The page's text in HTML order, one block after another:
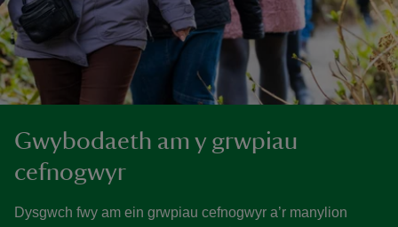
Gwybodaeth am y grwpiau
cefnogwyr
Dysgwch fwy am ein grwpiau cefnogwyr a’r manylion